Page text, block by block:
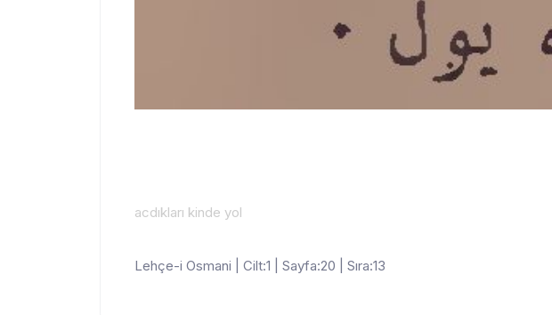
acdıkları kinde yol
Lehçe-i Osmani | Cilt:1 | Sayfa:20 | Sıra:13